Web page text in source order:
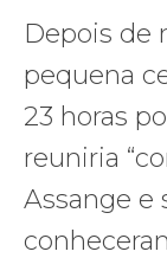
Depois de
pequena
23 horas
reuniria
Assange e